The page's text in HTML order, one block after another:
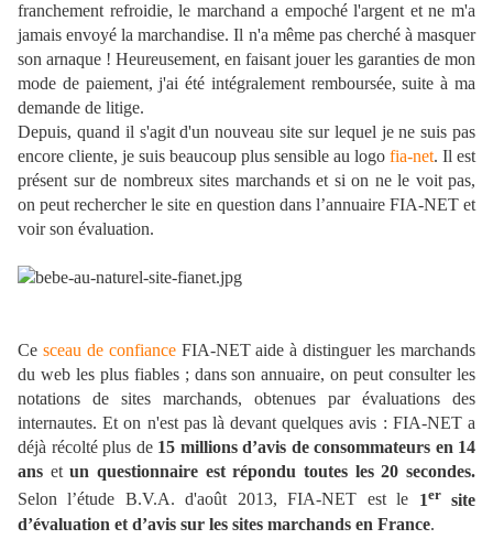
franchement refroidie, le marchand a empoché l'argent et ne m'a
jamais envoyé la marchandise. Il n'a même pas cherché à masquer
son arnaque ! Heureusement, en faisant jouer les garanties de mon
mode de paiement, j'ai été intégralement remboursée, suite à ma
demande de litige.
Depuis, quand il s'agit d'un nouveau site sur lequel je ne suis pas
encore cliente, je suis beaucoup plus sensible au logo fia-net. Il est
présent sur de nombreux sites marchands et si on ne le voit pas,
on peut rechercher le site en question dans l’annuaire FIA-NET et
voir son évaluation.
Ce sceau de confianceFIA-NET aide à distinguer les marchands
du web les plus fiables ; dans son annuaire, on peut consulter les
notations de sites marchands, obtenues par évaluations des
internautes. Et on n'est pas là devant quelques avis : FIA-NET a
déjà récolté plus de 15 millions d’avis de consommateurs en 14
ans etun questionnaire est répondu toutes les 20 secondes.
Selon l’étude B.V.A. d'août 2013, FIA-NET est le 1ersite
d’évaluation et d’avis sur les sites marchands en France.